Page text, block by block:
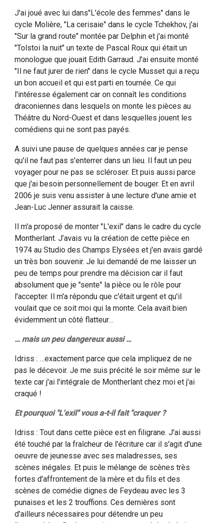
J'ai joué avec lui dans"L'école des femmes" dans le
cycle Molière, "La cerisaie" dans le cycle Tchekhov, j'ai
"Sur la grand route" montée par Delphin et j'ai monté
"Tolstoi la nuit" un texte de Pascal Roux qui était un
monologue que jouait Edith Garraud. J'ai ensuite monté
"Il ne faut jurer de rien" dans le cycle Musset qui a reçu
un bon accueil et qui est parti en tournée. Ce qui
l'intéresse également car on connaît les conditions
draconiennes dans lesquels on monte les pièces au
Théâtre du Nord-Ouest et dans lesquelles jouent les
comédiens qui ne sont pas payés.
A suivi une pause de quelques années car je pense
qu'il ne faut pas s'enterrer dans un lieu. Il faut un peu
voyager pour ne pas se scléroser. Et puis aussi parce
que j'ai besoin personnellement de bouger. Et en avril
2006 je suis venu assister à une lecture d'une amie et
Jean-Luc Jenner assurait la caisse.
Il m'a proposé de monter "L'exil" dans le cadre du cycle
Montherlant. J’avais vu la création de cette pièce en
1974 au Studio des Champs Elysées et j'en avais gardé
un très bon souvenir. Je lui demandé de me laisser un
peu de temps pour prendre ma décision car il faut
absolument que je "sente" la pièce ou le rôle pour
l'accepter. Il m'a répondu que c'était urgent et qu'il
voulait que ce soit moi qui la monte. Cela avait bien
évidemment un côté flatteur…
… mais un peu dangereux aussi …
Idriss : …exactement parce que cela impliquez de ne
pas le décevoir. Je me suis précité le soir même sur le
texte car j'ai l'intégrale de Montherlant chez moi et j'ai
craqué !
Et pourquoi "L'exil" vous a-t-il fait "craquer ?
Idriss : Tout dans cette pièce est en filigrane. J'ai aussi
été touché par la fraîcheur de l'écriture car il s'agit d'une
oeuvre de jeunesse avec ses maladresses, ses
scènes inégales. Et puis le mélange de scènes très
fortes d'affrontement de la mère et du fils et des
scènes de comédie dignes de Feydeau avec les 3
punaises et les 2 trouffions. Ces dernières sont
d'ailleurs nécessaires pour détendre un peu